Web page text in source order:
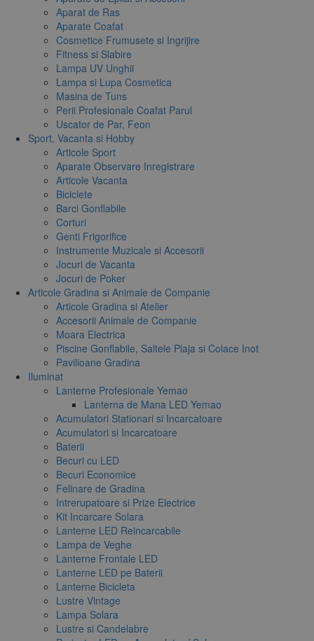
Aparat de Ras
Aparate Coafat
Cosmetice Frumusete si Ingrijire
Fitness si Slabire
Lampa UV Unghii
Lampa si Lupa Cosmetica
Masina de Tuns
Perii Profesionale Coafat Parul
Uscator de Par, Feon
Sport, Vacanta si Hobby
Articole Sport
Aparate Observare Inregistrare
Articole Vacanta
Biciclete
Barci Gonflabile
Corturi
Genti Frigorifice
Instrumente Muzicale si Accesorii
Jocuri de Vacanta
Jocuri de Poker
Articole Gradina si Animale de Companie
Articole Gradina si Atelier
Accesorii Animale de Companie
Moara Electrica
Piscine Gonflabile, Saltele Plaja si Colace Inot
Pavilioane Gradina
Iluminat
Lanterne Profesionale Yemao
Lanterna de Mana LED Yemao
Acumulatori Stationari si Incarcatoare
Acumulatori si Incarcatoare
Baterii
Becuri cu LED
Becuri Economice
Felinare de Gradina
Intrerupatoare si Prize Electrice
Kit Incarcare Solara
Lanterne LED Reincarcabile
Lampa de Veghe
Lanterne Frontale LED
Lanterne LED pe Baterii
Lanterne Bicicleta
Lustre Vintage
Lampa Solara
Lustre si Candelabre